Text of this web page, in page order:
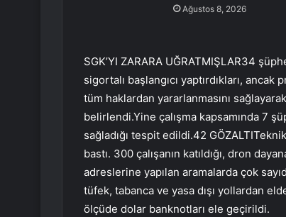
Ağustos 8, 2026
SGK’YI ZARARA UĞRATMIŞLAR34
sigortalı başlangıcı yaptırdıkları,
tüm haklardan yararlanmasını
belirlendi.Yine çalışma kapsamında 7
sağladığı tespit edildi.42
bastı. 300 çalışanın katıldığı, dron
adreslerine yapılan aramalarda çok
tüfek, tabanca ve yasa dışı yollardan
ölçüde dolar banknotları ele geçirildi.